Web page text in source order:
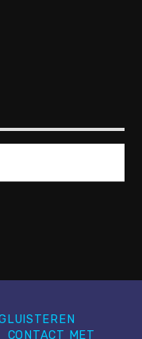
CONTACT MET